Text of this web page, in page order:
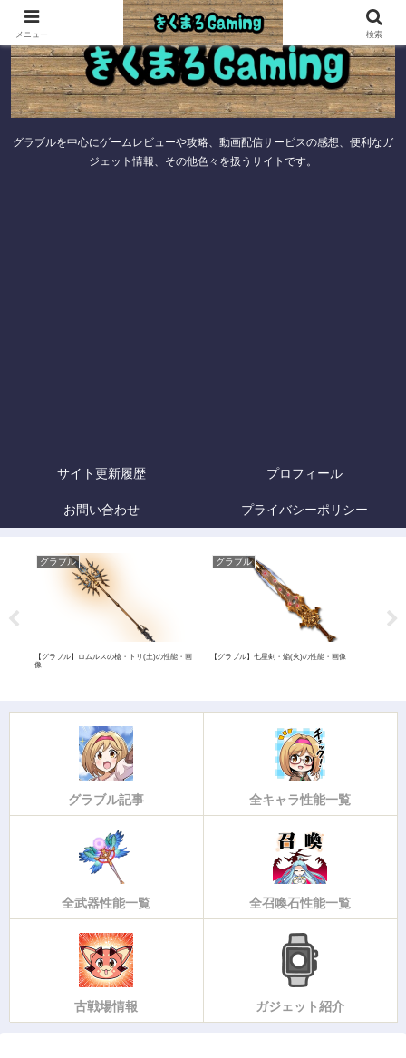
グラブルを中心にゲームレビューや攻略、動画配信サービスの感想、便利なガ
ジェット情報、その他色々を扱うサイトです。
サイト更新履歴 プロフィール
お問い合わせ プライバシーポリシー
グラブル
【グラブル】ロムルスの槍・トリ(土)の性能・画
像
グラブル
【グラブル】七星剣・焔(火)の性能・画像
グラブル記事 全キャラ性能一覧
全武器性能一覧 全召喚石性能一覧
古戦場情報 ガジェット紹介
メニュー 検索